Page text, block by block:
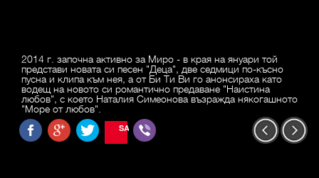
2014 г. започна активно за Миро - в края на януари той
представи новата си песен "Деца", две седмици по-късно
пусна и клипа към нея, а от Би Ти Ви го анонсираха като
водещ на новото си романтично предаване "Наистина
любов", с което Наталия Симеонова възражда някогашното
"Море от любов".
SAVE